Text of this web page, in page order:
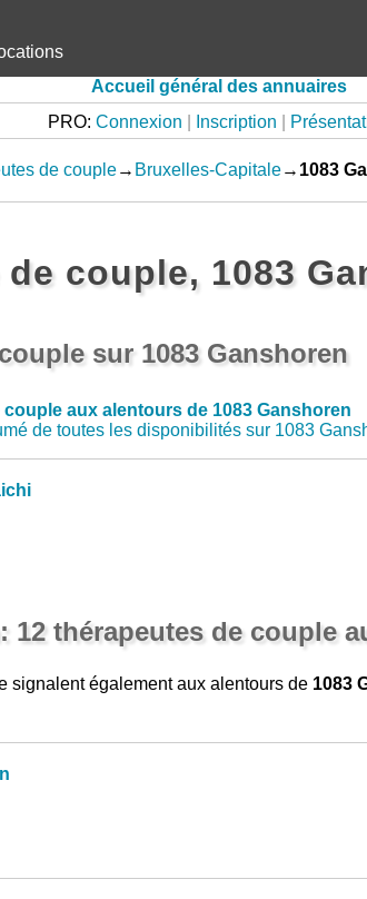
Accueil général des annuaires
PRO: Connexion Inscription
de couple→ Bruxelles-Capitale→ 1083
couple, 1083
sur 1083 Ganshoren
aux alentours de 1083 Ganshoren
de toutes les disponibilités sur 1083
12 thérapeutes de couple
signalent également aux alentours de 1083